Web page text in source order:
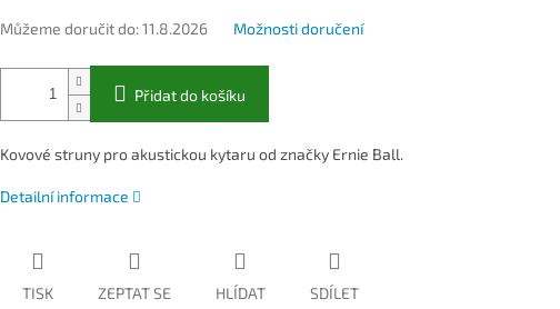
Můžeme doručit do: 11.8.2026 Možnosti doručení
Přidat do košíku
Kovové struny pro akustickou kytaru od značky Ernie Ball.
Detailní informace
TISK ZEPTAT SE HLÍDAT SDÍLET